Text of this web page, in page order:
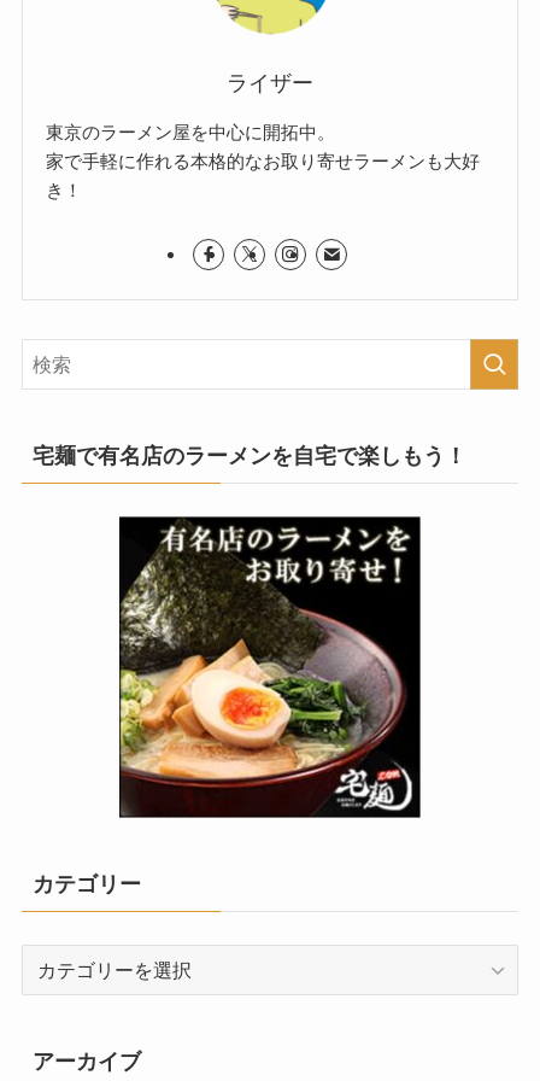
ライザー
東京のラーメン屋を中心に開拓中。
家で手軽に作れる本格的なお取り寄せラーメンも大好
き！
宅麺で有名店のラーメンを自宅で楽しもう！
カテゴリー
リ
アーカイブ